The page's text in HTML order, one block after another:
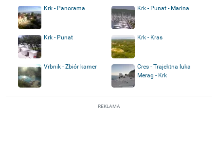
Krk - Panorama Krk - Punat - Marina
Krk - Punat Krk - Kras
Vrbnik - Zbiór kamer
Cres - Trajektna luka
Merag - Krk
REKLAMA